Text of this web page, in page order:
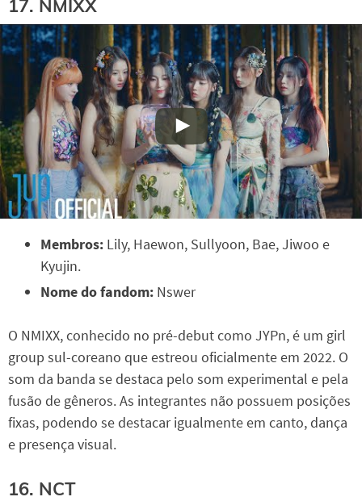
17. NMIXX
Membros: Lily, Haewon, Sullyoon, Bae, Jiwoo e
Kyujin.
Nome do fandom: Nswer
O NMIXX, conhecido no pré-debut como JYPn, é um girl
group sul-coreano que estreou oficialmente em 2022. O
som da banda se destaca pelo som experimental e pela
fusão de gêneros. As integrantes não possuem posições
fixas, podendo se destacar igualmente em canto, dança
e presença visual.
16. NCT